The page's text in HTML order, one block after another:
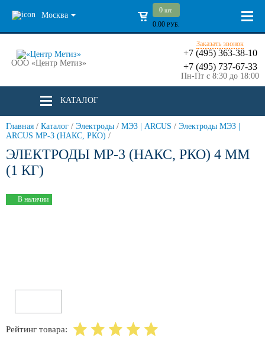
Москва
0 шт.
0.00 РУБ.
ООО «Центр Метиз»
Заказать звонок
+7 (495) 363-38-10
+7 (495) 737-67-33
Пн-Пт с 8:30 до 18:00
КАТАЛОГ
Главная / Каталог / Электроды / МЭЗ | ARCUS / Электроды МЭЗ |
ARCUS МР-3 (НАКС, РКО) /
ЭЛЕКТРОДЫ МР-3 (НАКС, РКО) 4 ММ
(1 КГ)
В наличии
Рейтинг товара: